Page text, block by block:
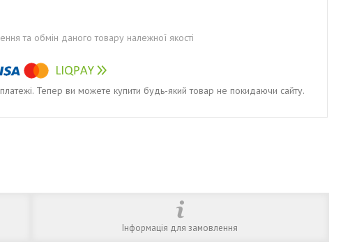
та обмін даного товару належної якості
платежі. Тепер ви можете купити будь-який товар не покидаючи сайту.
Інформація для замовлення